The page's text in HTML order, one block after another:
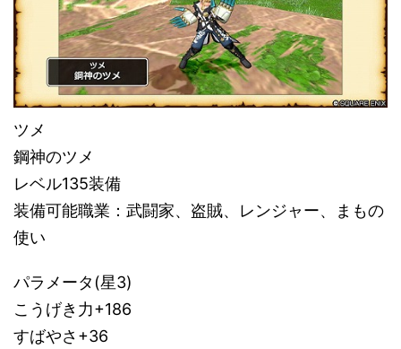
ツメ
鋼神のツメ
レベル135装備
装備可能職業：武闘家、盗賊、レンジャー、まもの
使い
パラメータ(星3)
こうげき力+186
すばやさ+36